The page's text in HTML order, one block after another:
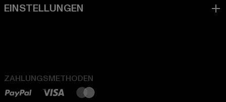
ZAHLUNGSMETHODEN